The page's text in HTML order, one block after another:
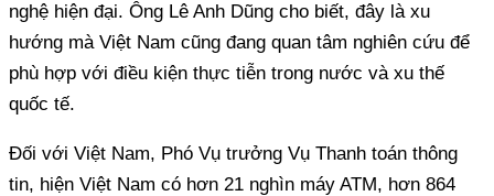
nghệ hiện đại. Ông Lê Anh Dũng cho biết, đây là xu
hướng mà Việt Nam cũng đang quan tâm nghiên cứu để
phù hợp với điều kiện thực tiễn trong nước và xu thế
quốc tế.
Đối với Việt Nam, Phó Vụ trưởng Vụ Thanh toán thông
tin, hiện Việt Nam có hơn 21 nghìn máy ATM, hơn 864